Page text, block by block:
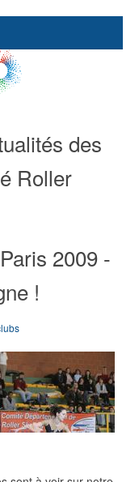
des
Roller
2009 -
!